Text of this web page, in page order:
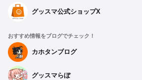
グッスマ公式ショップX
おすすめ情報をブログでチェック！
カホタンブログ
グッスマらぼ